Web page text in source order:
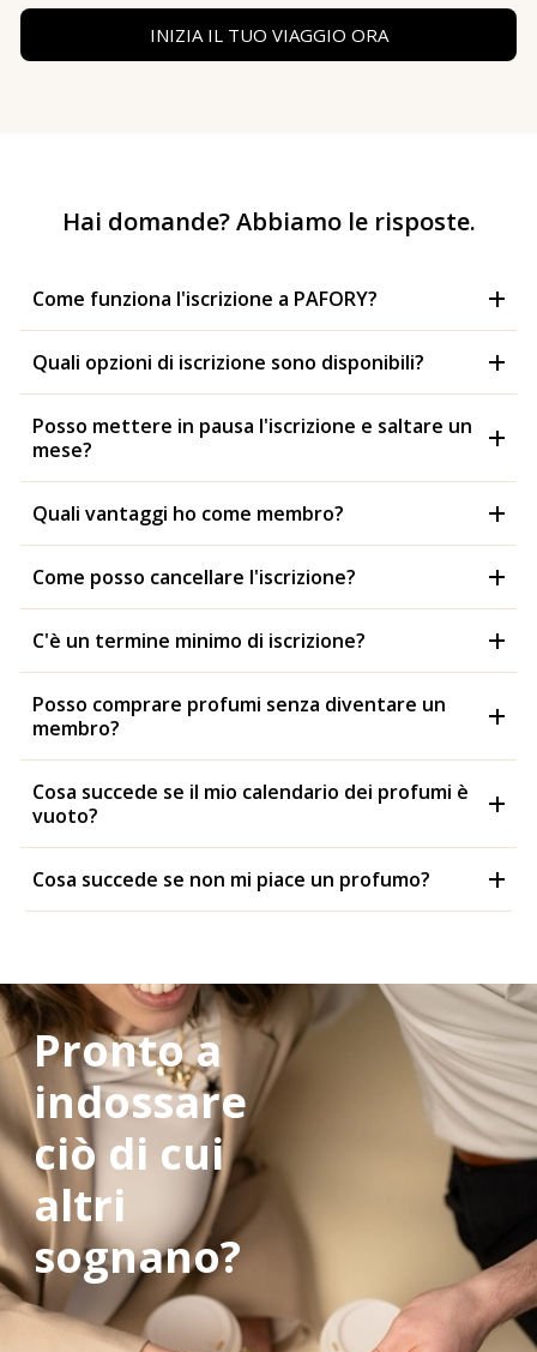
INIZIA IL TUO VIAGGIO ORA
Hai domande? Abbiamo le risposte.
Come funziona l'iscrizione a PAFORY?
Quali opzioni di iscrizione sono disponibili?
Posso mettere in pausa l'iscrizione e saltare un
mese?
Quali vantaggi ho come membro?
Come posso cancellare l'iscrizione?
C'è un termine minimo di iscrizione?
Posso comprare profumi senza diventare un
membro?
Cosa succede se il mio calendario dei profumi è
vuoto?
Cosa succede se non mi piace un profumo?
Pronto a
indossare
ciò di cui
altri
sognano?